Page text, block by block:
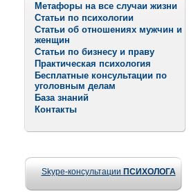
Метафоры на все случаи жизни
Статьи по психологии
Статьи об отношениях мужчин и
женщин
Статьи по бизнесу и праву
Практическая психология
Бесплатные консультации по
уголовным делам
База знаний
Контакты
Skype-консультации ПСИХОЛОГА